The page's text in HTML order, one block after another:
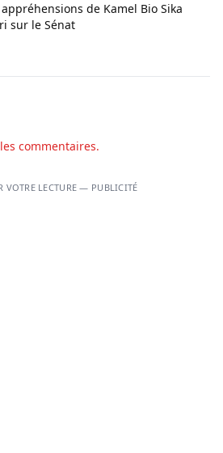
de Kamel Bio Sika
sur le Sénat
commentaires.
VOTRE LECTURE — PUBLICITÉ